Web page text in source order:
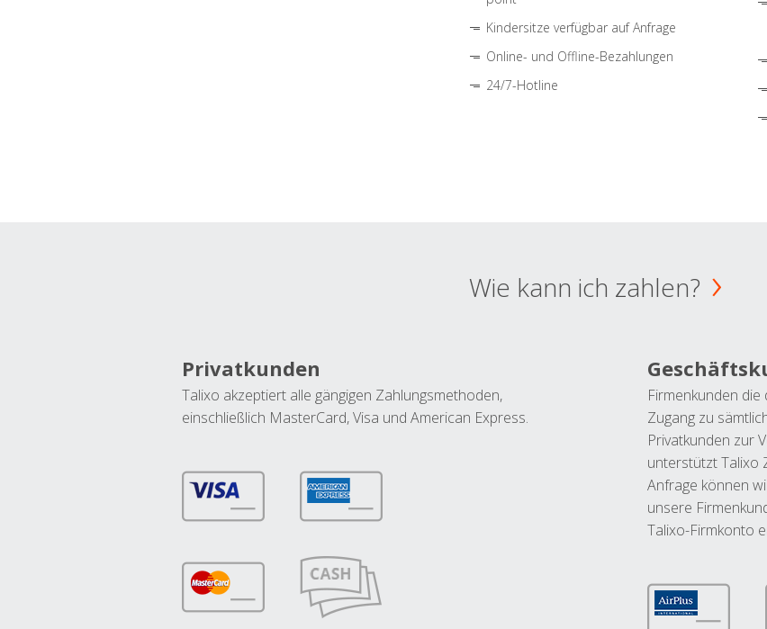
Kindersitze verfügbar auf Anfrage
Online- und Offline-Bezahlungen
24/7-Hotline
Wie kann ich zahlen?
Privatkunden
Talixo akzeptiert alle gängigen Zahlungsmethoden,
einschließlich MasterCard, Visa und American Express.
Firmenkunden
Zugang zu
Privatkunden zur
unterstützt Talixo
Anfrage können
unsere
Talixo-Firmkonto